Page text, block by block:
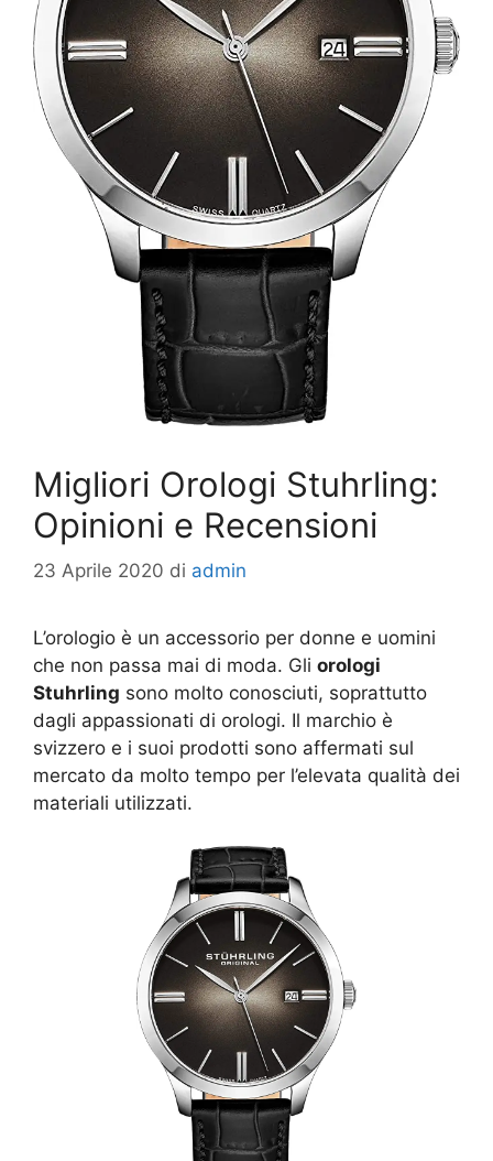
Migliori Orologi Stuhrling:
Opinioni e Recensioni
23 Aprile 2020 di admin
L’orologio è un accessorio per donne e uomini
che non passa mai di moda. Gli orologi
Stuhrling sono molto conosciuti, soprattutto
dagli appassionati di orologi. Il marchio è
svizzero e i suoi prodotti sono affermati sul
mercato da molto tempo per l’elevata qualità dei
materiali utilizzati.